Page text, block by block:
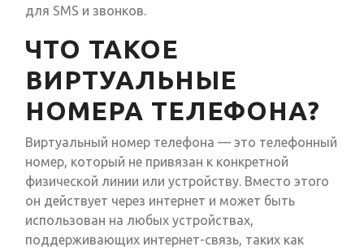
для SMS и звонков.
ЧТО ТАКОЕ
ВИРТУАЛЬНЫЕ
НОМЕРА ТЕЛЕФОНА?
Виртуальный номер телефона — это телефонный
номер, который не привязан к конкретной
физической линии или устройству. Вместо этого
он действует через интернет и может быть
использован на любых устройствах,
поддерживающих интернет-связь, таких как